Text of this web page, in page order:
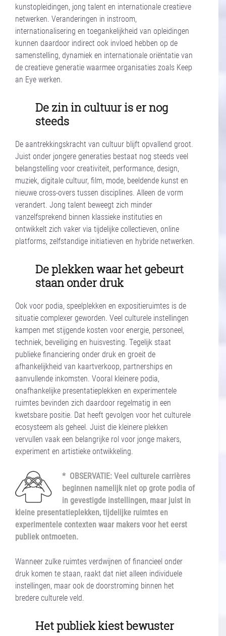
kunstopleidingen, jong talent en internationale creatieve
netwerken. Veranderingen in instroom,
internationalisering en toegankelijkheid van opleidingen
kunnen daardoor indirect ook invloed hebben op de
samenstelling, dynamiek en internationale oriëntatie van
de creatieve generatie waarmee organisaties zoals Keep
an Eye werken.
De zin in cultuur is er nog
steeds
De aantrekkingskracht van cultuur blijft opvallend groot.
Juist onder jongere generaties bestaat nog steeds veel
belangstelling voor creativiteit, performance, design,
muziek, digitale cultuur, film, mode, beeldende kunst en
nieuwe cross-overs tussen disciplines. Alleen de vorm
verandert. Jong talent beweegt zich minder
vanzelfsprekend binnen klassieke instituties en
ontwikkelt zich vaker via tijdelijke collectieven, online
platforms, zelfstandige initiatieven en hybride netwerken.
De plekken waar het gebeurt
staan onder druk
Ook voor podia, speelplekken en expositieruimtes is de
situatie complexer geworden. Veel culturele instellingen
kampen met stijgende kosten voor energie, personeel,
techniek, beveiliging en huisvesting. Tegelijk staat
publieke financiering onder druk en groeit de
afhankelijkheid van kaartverkoop, partnerships en
aanvullende inkomsten. Vooral kleinere podia,
onafhankelijke presentatieplekken en experimentele
ruimtes bevinden zich daardoor regelmatig in een
kwetsbare positie. Dat heeft gevolgen voor het culturele
ecosysteem als geheel. Juist die kleinere plekken
vervullen vaak een belangrijke rol voor jonge makers,
experiment en artistieke ontwikkeling.
* OBSERVATIE: Veel culturele carrières
beginnen namelijk niet op grote podia of
in gevestigde instellingen, maar juist in
kleine presentatieplekken, tijdelijke ruimtes en
experimentele contexten waar makers voor het eerst
publiek ontmoeten.
Wanneer zulke ruimtes verdwijnen of financieel onder
druk komen te staan, raakt dat niet alleen individuele
instellingen, maar ook de doorstroming binnen het
bredere culturele veld.
Het publiek kiest bewuster